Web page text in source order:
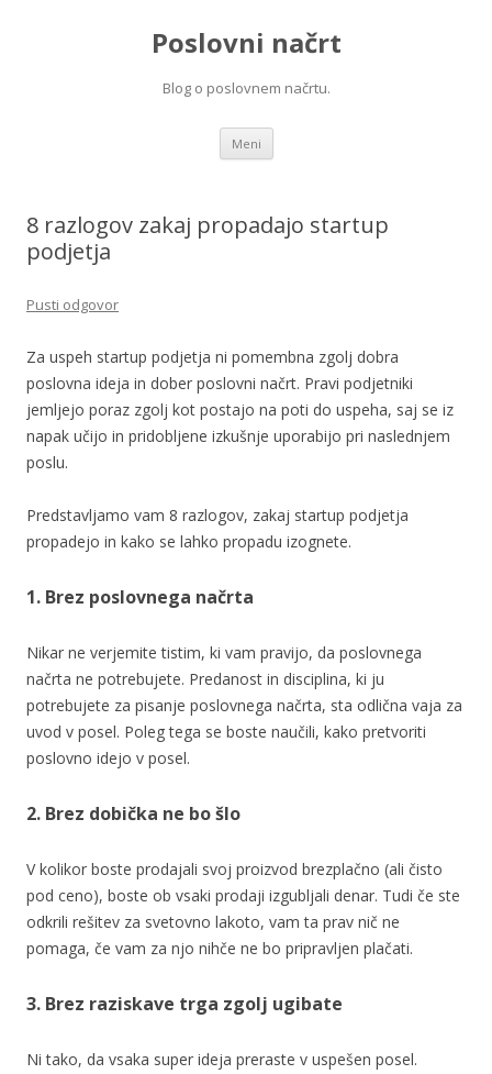
Poslovni načrt
Blog o poslovnem načrtu.
Meni Preskoči na vsebino
8 razlogov zakaj propadajo startup
podjetja
Pusti odgovor
Za uspeh startup podjetja ni pomembna zgolj dobra
poslovna ideja in dober poslovni načrt. Pravi podjetniki
jemljejo poraz zgolj kot postajo na poti do uspeha, saj se iz
napak učijo in pridobljene izkušnje uporabijo pri naslednjem
poslu.
Predstavljamo vam 8 razlogov, zakaj startup podjetja
propadejo in kako se lahko propadu izognete.
1. Brez poslovnega načrta
Nikar ne verjemite tistim, ki vam pravijo, da poslovnega
načrta ne potrebujete. Predanost in disciplina, ki ju
potrebujete za pisanje poslovnega načrta, sta odlična vaja za
uvod v posel. Poleg tega se boste naučili, kako pretvoriti
poslovno idejo v posel.
2. Brez dobička ne bo šlo
V kolikor boste prodajali svoj proizvod brezplačno (ali čisto
pod ceno), boste ob vsaki prodaji izgubljali denar. Tudi če ste
odkrili rešitev za svetovno lakoto, vam ta prav nič ne
pomaga, če vam za njo nihče ne bo pripravljen plačati.
3. Brez raziskave trga zgolj ugibate
Ni tako, da vsaka super ideja preraste v uspešen posel.